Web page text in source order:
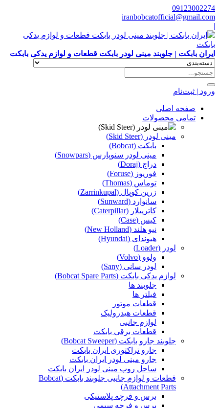
09123002274
iranbobcatofficial@gmail.com
|
ایران بابکت | جلوبند مینی لودر بابکت قطعات و لوازم یدکی بابکت
ورود | ثبت‌نام
صفحه اصلی
تمامی محصولات
مینی لودر (Skid Steer)
بابکت (Bobcat)
مینی لودر سنوپارس (Snowpars)
دراج (Doraj)
فوریوز (Foruse)
توماس (Thomas)
زرین کوپال (Zarrinkupal)
سانوارد (Sunward)
کاترپیلار (Caterpillar)
کیس (Case)
نیو هلند (New Holland)
هیوندای (Hyundai)
لودر (Loader)
ولوو (Volvo)
لودر سانی (Sany)
لوازم یدکی بابکت (Bobcat Spare Parts)
جلوبند ها
فیلتر ها
قطعات موتور
قطعات هیدرولیک
لوازم جانبی
قطعات برقی بابکت
جلوبند جارو بابکت (Bobcat Sweeper)
جارو تراکتوری ایران بابکت
جارو مینی لودر ایران بابکت
ساحل روب مینی لودر ایران بابکت
قطعات و لوازم جانبی جلوبند بابکت (Bobcat
Attachment Parts)
برس و فرچه پلاستیکی
برس و فرچه سیمی